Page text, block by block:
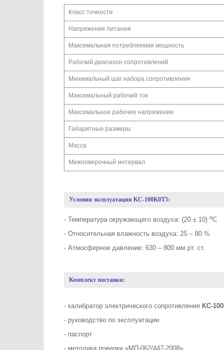
Класс точности
Напряжение питания
Максимальная потребляемая мощность
Рабочий диапазон сопротивлений
Минимальный шаг набора сопротивления
Максимальный рабочий ток
Максимальное рабочее напряжение
Габаритные размеры
Масса
Межповерочный интервал
Условия эксплуатации KC-100K0T5:
- Температура окружающего воздуха: (20 ± 10) оС
- Относительная влажность воздуха: 25 – 80 %
- Атмосферное давление: 630 – 800 мм рт. ст.
Комплект поставки:
- калибратор электрического сопротивления KC-100
- руководство по эксплуатации
- паспорт
- методика поверки «МП-062/447-2008»